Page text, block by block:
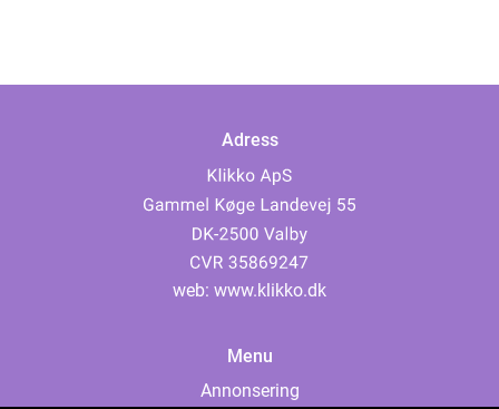
Adress
web: www.klikko.dk
Menu
Annonsering